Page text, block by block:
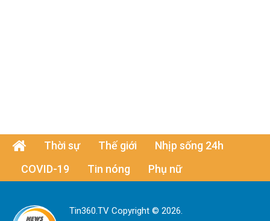
Thời sự Thế giới
Nhịp sống 24h
COVID-19
Tin nóng Phụ nữ
Tin360.TV Copyright © 2026.